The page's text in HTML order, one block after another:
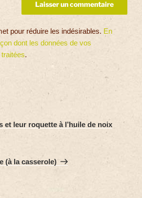
pour réduire les indésirables. En
dont les données de vos
.
et leur roquette à l’huile de noix
(à la casserole)